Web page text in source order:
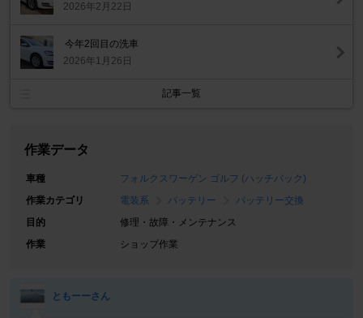
2026年2月22日
今年2回目の洗車
2026年1月26日
記事一覧
作業データ
車種
フォルクスワーゲン ゴルフ (ハッチバック)
作業カテゴリ
電装系 バッテリー
バッテリー交換
目的
修理・故障・メンテナンス
作業
ショップ作業
ともーーさん